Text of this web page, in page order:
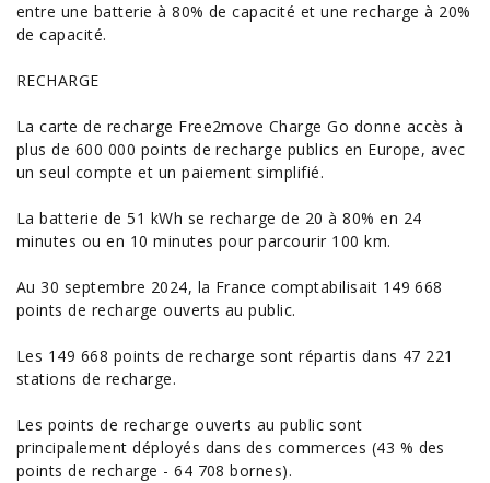
entre une batterie à 80% de capacité et une recharge à 20%
de capacité.
RECHARGE
La carte de recharge Free2move Charge Go donne accès à
plus de 600 000 points de recharge publics en Europe, avec
un seul compte et un paiement simplifié.
La batterie de 51 kWh se recharge de 20 à 80% en 24
minutes ou en 10 minutes pour parcourir 100 km.
Au 30 septembre 2024, la France comptabilisait 149 668
points de recharge ouverts au public.
Les 149 668 points de recharge sont répartis dans 47 221
stations de recharge.
Les points de recharge ouverts au public sont
principalement déployés dans des commerces (43 % des
points de recharge - 64 708 bornes).